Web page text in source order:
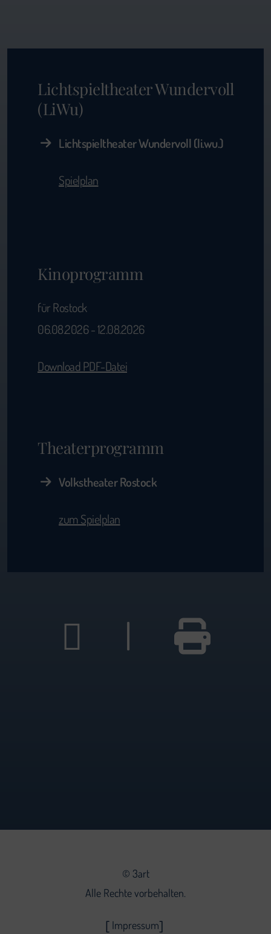
Lichtspieltheater Wundervoll
(LiWu)
Lichtspieltheater Wundervoll (li.wu.)
Spielplan
Kinoprogramm
für Rostock
06.08.2026 - 12.08.2026
Download PDF-Datei
Theaterprogramm
Volkstheater Rostock
zum Spielplan
|
© 3art
Alle Rechte vorbehalten.
Impressum